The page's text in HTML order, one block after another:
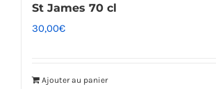
St James 70 cl
30,00€
Ajouter au panier